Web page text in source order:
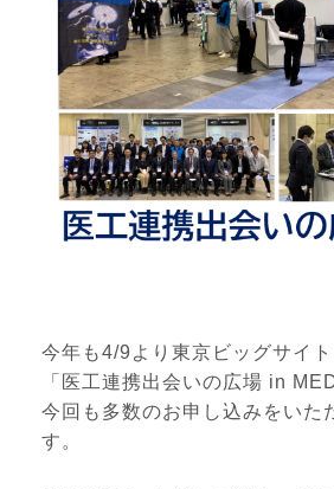
今年も4/9より東京ビッグサイ
「医工連携出会いの広場 in
今回も多数のお申し込みをい
す。